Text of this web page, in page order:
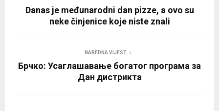
Danas je međunarodni dan pizze, a ovo su
neke činjenice koje niste znali
NAREDNA VIJEST
Брчко: Усаглашавање богатог програма за
Дан дистрикта